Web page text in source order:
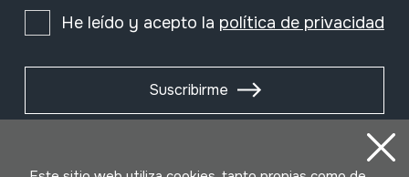
He leído y acepto la política de privacidad
Suscribirme